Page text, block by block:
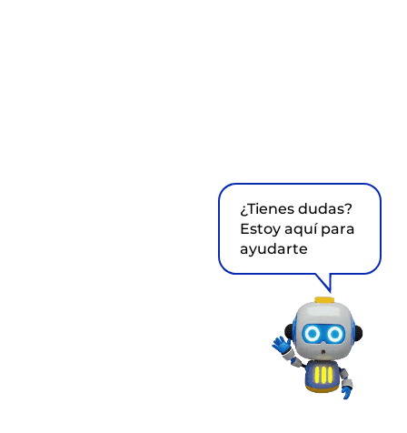
¿Tienes dudas?
Estoy aquí para
ayudarte